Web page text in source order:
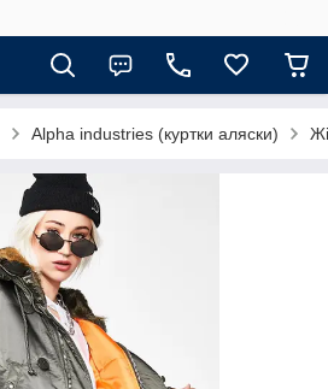
Alpha industries (куртки аляски)